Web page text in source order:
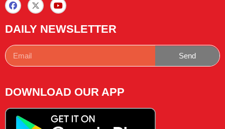
DAILY NEWSLETTER
Send
DOWNLOAD OUR APP